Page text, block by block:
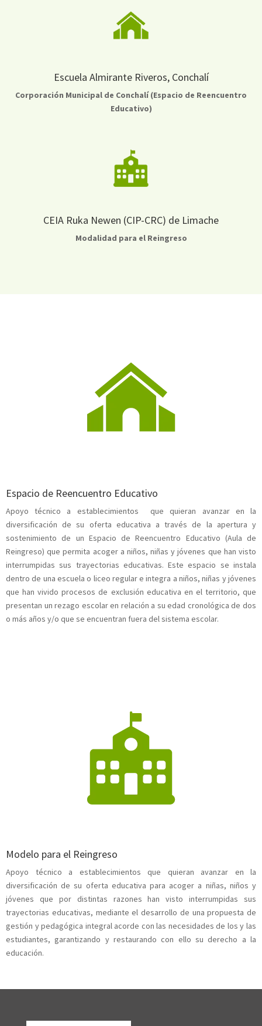
Escuela Almirante Riveros, Conchalí
Corporación Municipal de Conchalí (Espacio de Reencuentro
Educativo)
CEIA Ruka Newen (CIP-CRC) de Limache
Modalidad para el Reingreso
Espacio de Reencuentro Educativo
Apoyo técnico a establecimientos que quieran avanzar en la
diversificación de su oferta educativa a través de la apertura y
sostenimiento de un Espacio de Reencuentro Educativo (Aula de
Reingreso) que permita acoger a niños, niñas y jóvenes que han visto
interrumpidas sus trayectorias educativas. Este espacio se instala
dentro de una escuela o liceo regular e integra a niños, niñas y jóvenes
que han vivido procesos de exclusión educativa en el territorio, que
presentan un rezago escolar en relación a su edad cronológica de dos
o más años y/o que se encuentran fuera del sistema escolar.
Modelo para el Reingreso
Apoyo técnico a establecimientos que quieran avanzar en la
diversificación de su oferta educativa para acoger a niñas, niños y
jóvenes que por distintas razones han visto interrumpidas sus
trayectorias educativas, mediante el desarrollo de una propuesta de
gestión y pedagógica integral acorde con las necesidades de los y las
estudiantes, garantizando y restaurando con ello su derecho a la
educación.